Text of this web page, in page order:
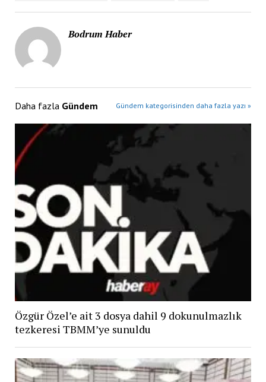
Bodrum Haber
Daha fazla Gündem Gündem kategorisinden daha fazla yazı »
Özgür Özel’e ait 3 dosya dahil 9 dokunulmazlık
tezkeresi TBMM’ye sunuldu